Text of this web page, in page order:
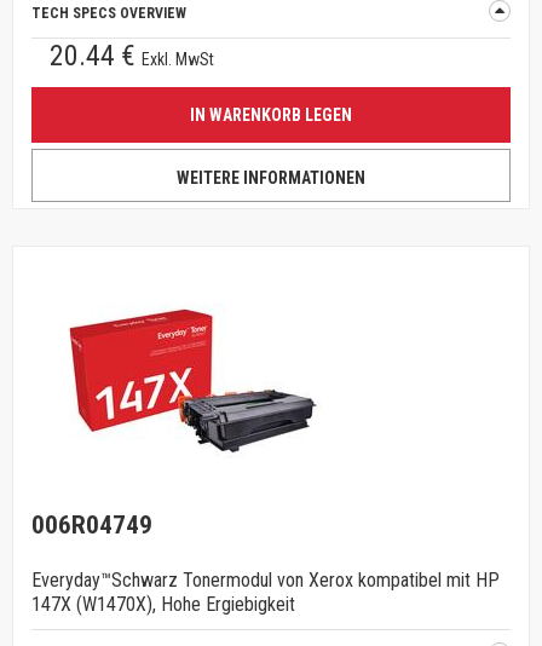
TECH SPECS OVERVIEW
20.44 € Exkl. MwSt
IN WARENKORB LEGEN
WEITERE INFORMATIONEN
006R04749
Everyday™Schwarz Tonermodul von Xerox kompatibel mit HP
147X (W1470X), Hohe Ergiebigkeit